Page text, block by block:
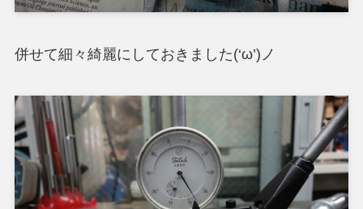
併せて細々綺麗にしておきました(‘ω’)ノ